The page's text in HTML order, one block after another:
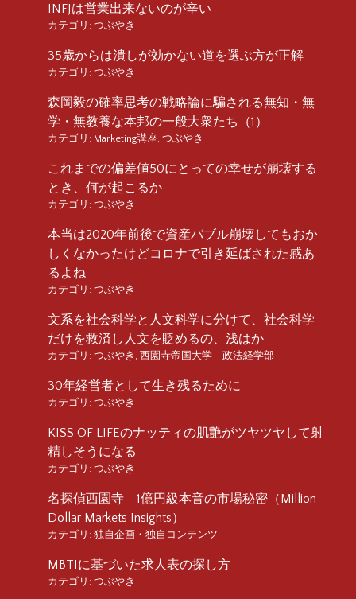
INFJは営業出来ないのが辛い
カテゴリ: つぶやき
35歳からは潰しが効かない道を選ぶ方が正解
カテゴリ: つぶやき
森岡毅の確率思考の戦略論に騙される無知・無
学・無教養な本邦の一般大衆たち（1）
カテゴリ: Marketing講座, つぶやき
これまでの偏差値50にとっての幸せが崩壊する
とき、何が起こるか
カテゴリ: つぶやき
本当は2020年前後で資産バブル崩壊してもおか
しくなかったけどコロナで引き延ばされた感あ
るよね
カテゴリ: つぶやき
文系を社会科学と人文科学に分けて、社会科学
だけを救済し人文を貶めるの、浅はか
カテゴリ: つぶやき , 西園寺帝国大学 政法経学部
30年経営者として生き残るために
カテゴリ: つぶやき
KISS OF LIFEのナッティの肌艶がツヤツヤして射
精しそうになる
カテゴリ: つぶやき
名探偵西園寺 1億円級本音の市場秘密（Million
Dollar Markets Insights）
カテゴリ: 独自企画・独自コンテンツ
MBTIに基づいた求人表の探し方
カテゴリ: つぶやき